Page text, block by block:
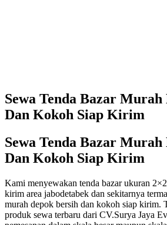
Sewa Tenda Bazar Murah
Dan Kokoh Siap Kirim
Sewa Tenda Bazar Murah
Dan Kokoh Siap Kirim
Kami menyewakan tenda bazar ukuran
kirim area jabodetabek dan sekitarnya
murah depok bersih dan kokoh siap kirim.
produk sewa terbaru dari CV.Surya Jaya